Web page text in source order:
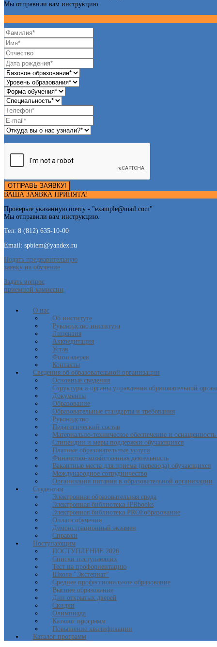
Мы отправили вам инструкцию.
ОТПРАВЬ ЗАЯВКУ!
ВАША ЗАЯВКА ПРИНЯТА!
Проверьте указанную почту - "example@mail.com"
Мы отправили вам инструкцию.
Тел: 8 (812) 635-10-00
Email: spbiem@yandex.ru
Подать предварительную
заявку на обучение
Задать вопрос
приемной комиссии
О нас
Об институте
Руководство института
Лицензия
Аккредитация
Устав
Фотогалерея
Контакты
Сведения об образовательной организации
Основные сведения
Структура и органы управления образовательной
Документы
Образование
Образовательные стандарты и требования
Руководство
Педагогический состав
Материально-техническое обеспечение и
Стипендии и меры поддержки обучающихся
Платные образовательные услуги
Финансово-хозяйственная деятельность
Вакантные места для приема (перевода) обучающихся
Международное сотрудничество
Организация питания в образовательной организации
Студентам
Электронная образовательная среда
Электронная библиотека IPRbooks
Электронная библиотека PROFобразование
Оплата обучения
Демонстрационный экзамен
Справки
Поступающим
ПОСТУПЛЕНИЕ 2026
Списки поступающих
Тест на профориентацию
Школа "Экстернат"
Среднее профессиональное образование
Высшее образование
Дни открытых дверей
Скидки
Олимпиада
Каталог программ
Повышение квалификации
Каталог программ